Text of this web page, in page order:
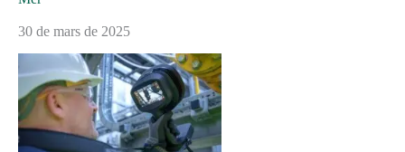
30 de mars de 2025